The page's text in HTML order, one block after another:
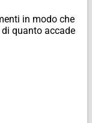
in modo che
quanto accade